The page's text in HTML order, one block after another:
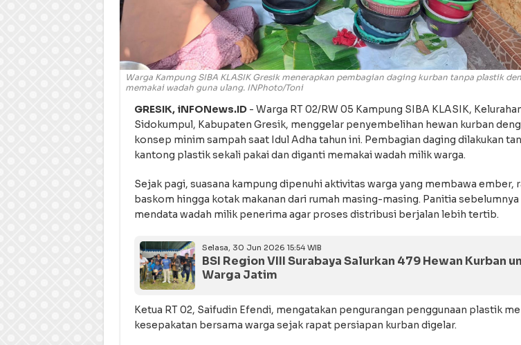
Warga Kampung SIBA KLASIK Gresik menerapkan pembagian daging kurban tanpa plastik
memakai wadah guna ulang. INPhoto/Toni
GRESIK, iNFONews.ID - Warga RT 02/RW 05 Kampung SIBA KLASIK,
Sidokumpul, Kabupaten Gresik, menggelar penyembelihan hewan kurban
konsep minim sampah saat Idul Adha tahun ini. Pembagian daging dilakukan
kantong plastik sekali pakai dan diganti memakai wadah milik warga.
Sejak pagi, suasana kampung dipenuhi aktivitas warga yang membawa ember,
baskom hingga kotak makanan dari rumah masing-masing. Panitia
mendata wadah milik penerima agar proses distribusi berjalan lebih tertib.
Selasa, 30 Jun 2026 15:54 WIB
BSI Region VIII Surabaya Salurkan 479 Hewan Kurban
Warga Jatim
Ketua RT 02, Saifudin Efendi, mengatakan pengurangan penggunaan plastik
kesepakatan bersama warga sejak rapat persiapan kurban digelar.